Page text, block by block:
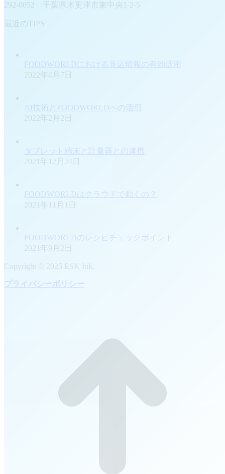
292-0052 千葉県木更津市東中央1-2-5
最近のTIPS
FOODWORLDにおける見込情報の有効活用
2022年4月7日
AI技術とFOODWORLDへの活用
2022年2月2日
タブレット端末と計量器との連携
2021年12月24日
FOODWORLDはクラウドで動くの？
2021年11月1日
FOODWORLDのレシピチェックポイント
2021年9月2日
Copyright © 2025 ESK Ink.
プライバシーポリシー